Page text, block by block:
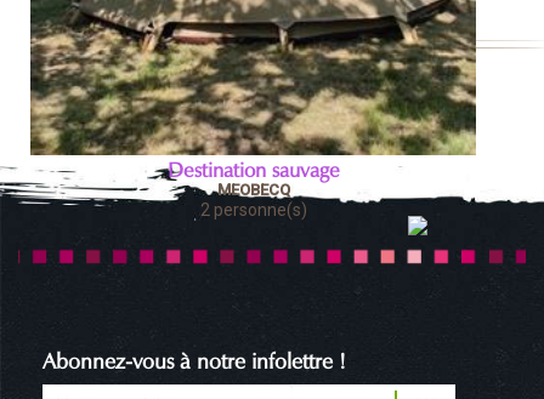
Destination sauvage
MEOBECQ
2 personne(s)
Abonnez-vous à notre infolettre !